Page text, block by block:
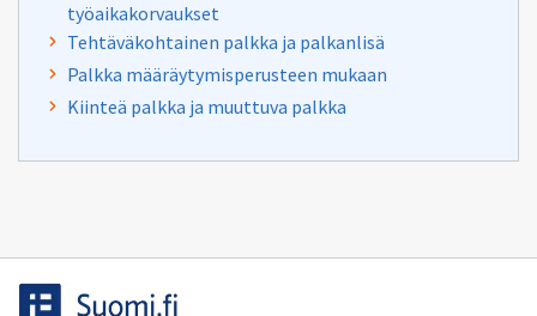
työaikakorvaukset
Tehtäväkohtainen palkka ja palkanlisä
Palkka määräytymisperusteen mukaan
Kiinteä palkka ja muuttuva palkka